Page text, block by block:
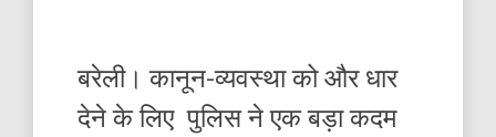
बरेली। कानून-व्यवस्था को और धार
देने के लिए पुलिस ने एक बड़ा कदम